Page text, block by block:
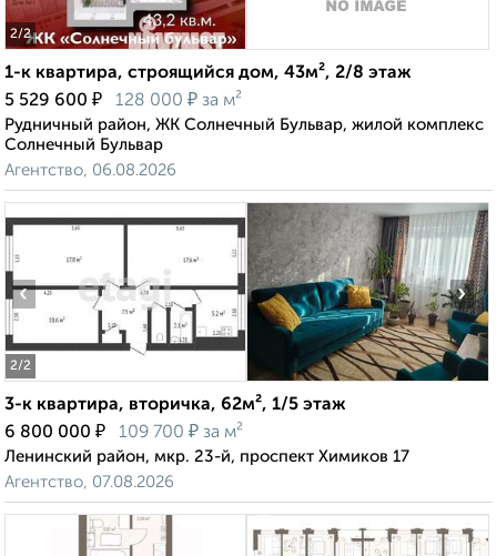
2/2
1-к квартира, строящийся дом, 43м², 2/8 этаж
5 529 600 ₽ 128 000 ₽ за м²
Рудничный район, ЖК Солнечный Бульвар, жилой комплекс
Солнечный Бульвар
Агентство, 06.08.2026
2/2
‹ ›
3-к квартира, вторичка, 62м², 1/5 этаж
6 800 000 ₽ 109 700 ₽ за м²
Ленинский район, мкр. 23-й, проспект Химиков 17
Агентство, 07.08.2026